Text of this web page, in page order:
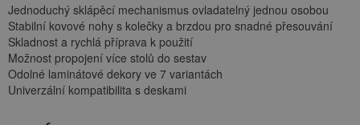
Jednoduchý sklápěcí mechanismus ovladatelný jednou osobou
Stabilní kovové nohy s kolečky a brzdou pro snadné přesouvání
Skladnost a rychlá příprava k použití
Možnost propojení více stolů do sestav
Odolné laminátové dekory ve 7 variantách
Univerzální kompatibilita s deskami